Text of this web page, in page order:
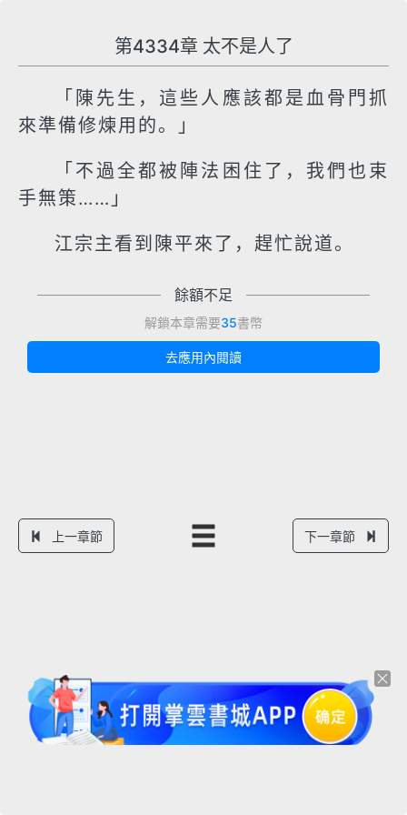
第4334章 太不是人了
「陳先生，這些人應該都是血骨門抓
來準備修煉用的。」
「不過全都被陣法困住了，我們也束
手無策……」
江宗主看到陳平來了，趕忙說道。
餘額不足
解鎖本章需要35書幣
去應用內閱讀
上一章節 下一章節